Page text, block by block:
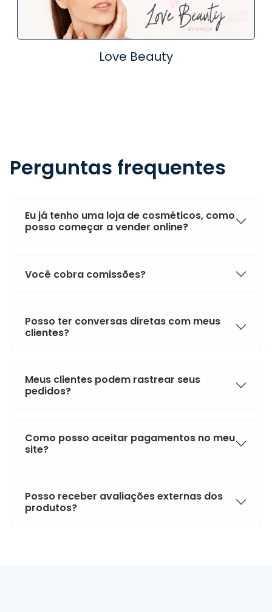
Love Beauty
Perguntas frequentes
Eu já tenho uma loja de cosméticos, como
posso começar a vender online?
Você cobra comissões?
Posso ter conversas diretas com meus
clientes?
Meus clientes podem rastrear seus
pedidos?
Como posso aceitar pagamentos no meu
site?
Posso receber avaliações externas dos
produtos?